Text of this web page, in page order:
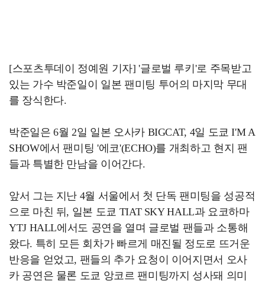
[스포츠투데이 정예원 기자] '글로벌 루키'로 주목받고
있는 가수 박준일이 일본 팬미팅 투어의 마지막 무대
를 장식한다.
박준일은 6월 2일 일본 오사카 BIGCAT, 4일 도쿄 I'M A
SHOW에서 팬미팅 '에코'(ECHO)를 개최하고 현지 팬
들과 특별한 만남을 이어간다.
앞서 그는 지난 4월 서울에서 첫 단독 팬미팅을 성공적
으로 마친 뒤, 일본 도쿄 TIAT SKY HALL과 요코하마
YTJ HALL에서도 공연을 열며 글로벌 팬들과 소통해
왔다. 특히 모든 회차가 빠르게 매진될 정도로 뜨거운
반응을 얻었고, 팬들의 추가 요청이 이어지면서 오사
카 공연은 물론 도쿄 앙코르 팬미팅까지 성사돼 의미